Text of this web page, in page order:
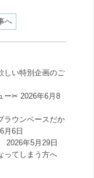
へ
しい特別企画のご
ー✂︎ 2026年6月8
ラウンベースだか
月6日
2026年5月29日
ってしまう方へ